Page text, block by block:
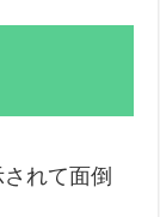
れて面倒